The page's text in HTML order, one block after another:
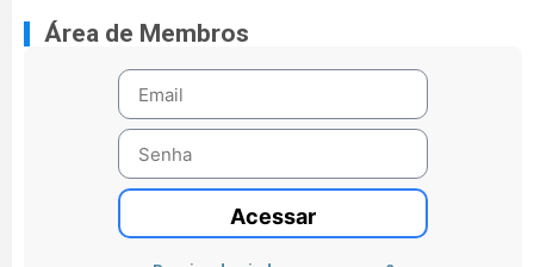
Área de Membros
Acessar